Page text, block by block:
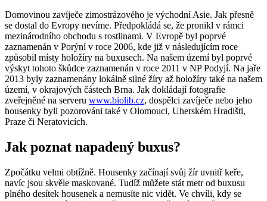
Domovinou zavíječe zimostrázového je východní Asie. Jak přesně
se dostal do Evropy nevíme. Předpokládá se, že pronikl v rámci
mezinárodního obchodu s rostlinami. V Evropě byl poprvé
zaznamenán v Porýní v roce 2006, kde již v následujícím roce
způsobil místy holožíry na buxusech. Na našem území byl poprvé
výskyt tohoto škůdce zaznamenán v roce 2011 v NP Podyjí. Na jaře
2013 byly zaznamenány lokálně silné žíry až holožíry také na našem
území, v okrajových částech Brna. Jak dokládají fotografie
zveřejněné na serveru www.biolib.cz, dospělci zavíječe nebo jeho
housenky byli pozorováni také v Olomouci, Uherském Hradišti,
Praze či Neratovicích.
Jak poznat napadený buxus?
Zpočátku velmi obtížně. Housenky začínají svůj žír uvnitř keře,
navíc jsou skvěle maskované. Tudíž můžete stát metr od buxusu
plného desítek housenek a nemusíte nic vidět. Ve chvíli, kdy se